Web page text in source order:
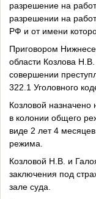
разрешение на
разрешении на
РФ и от имени
Приговором
области Козлова
совершении
322.1 Уголовного
Козловой
в колонии общего
виде 2 лет 4
режима.
Козловой Н.В. и
заключения под
зале суда.